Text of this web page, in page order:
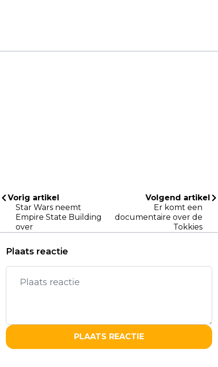
Vorig artikel
Star Wars neemt
Empire State Building
over
Volgend artikel
Er komt een
documentaire over de
Tokkies
Plaats reactie
PLAATS REACTIE